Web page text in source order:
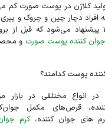
کلاژن در پوست صورت
افراد دچار چین و چروک و
می‌شود که قبل از
کننده پوست صورت و
پوست کدامند؟
در انواع مختلفی در بازار
قرص‌های مکمل
های جوان کننده،کرم